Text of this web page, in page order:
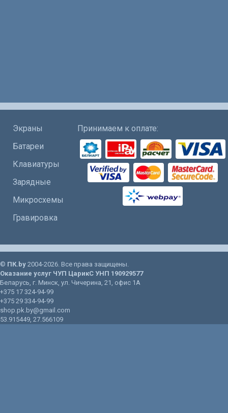
Экраны
Батареи
Клавиатуры
Зарядные
Микросхемы
Гравировка
Принимаем к оплате:
© ПК.by 2004-2026. Все права защищены.
Оказание услуг ЧУП ЦарикС УНП 190929577
Беларусь, г. Минск, ул. Чичерина, 21 , офис 1А
+375 17 324-94-99
+375 29 334-94-99
shop.pk.by@gmail.com
53.915449, 27.566109